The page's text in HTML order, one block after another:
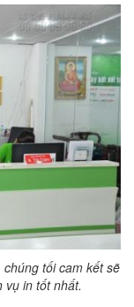
tối cam kết sẽ
vụ in tốt nhất.